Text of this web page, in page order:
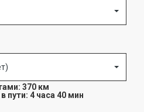
370 км
пути: 4 часа 40 мин